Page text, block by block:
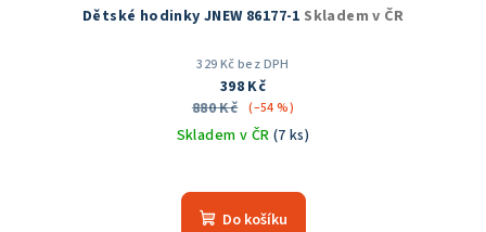
Dětské hodinky JNEW 86177-1 Skladem v ČR
329 Kč bez DPH
398 Kč
880 Kč (–54 %)
Skladem v ČR (7 ks)
Do košíku